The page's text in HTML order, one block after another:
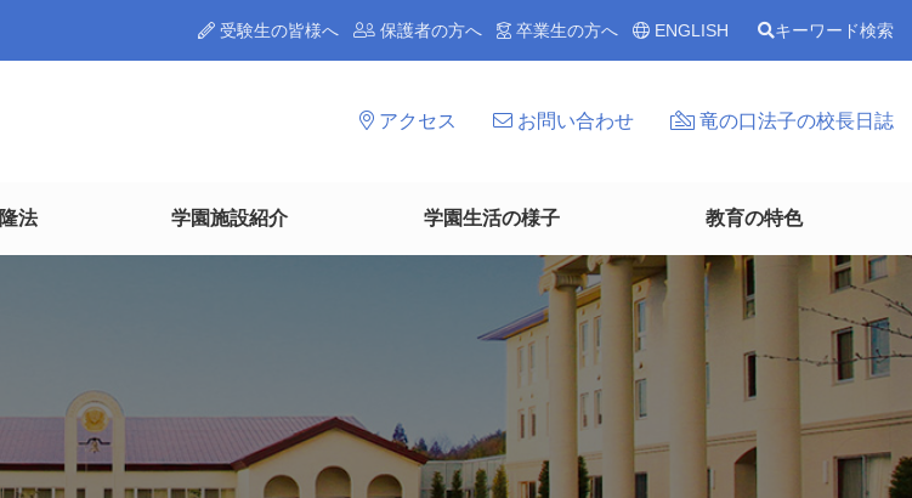
受験生の皆様へ 保護者の方へ 卒業生の方へ ENGLISH キーワード検索
アクセス お問い合わせ 竜の口法子の校長日誌
法 学園施設紹介 学園生活の様子 教育の特色